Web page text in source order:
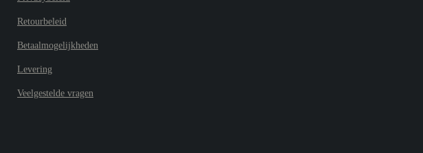
Retourbeleid
Betaalmogelijkheden
Levering
Veelgestelde vragen